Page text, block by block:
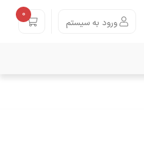
ورود به سیستم
0